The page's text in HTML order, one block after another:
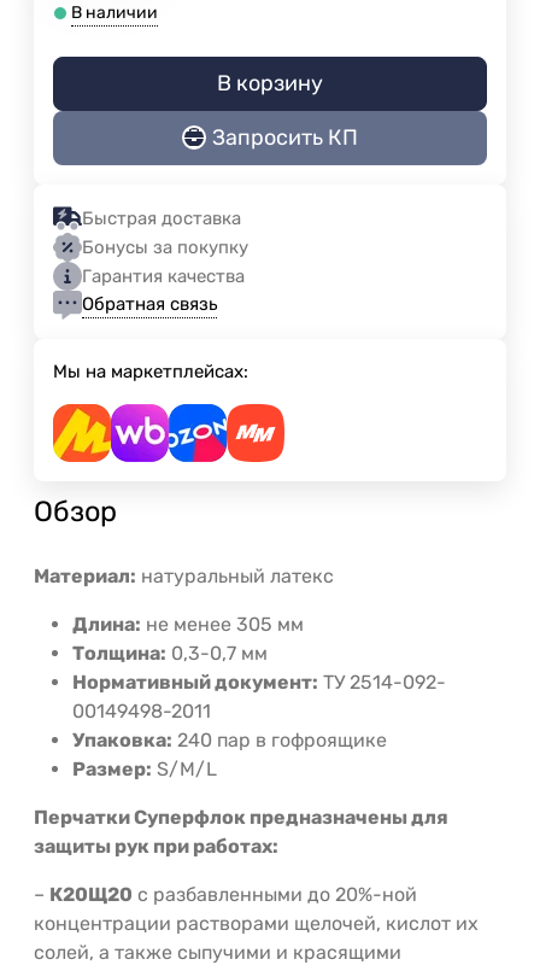
В наличии
В корзину
Запросить КП
Быстрая доставка
Бонусы за покупку
Гарантия качества
Обратная связь
Мы на маркетплейсах:
Обзор
Материал: натуральный латекс
Длина: не менее 305 мм
Толщина: 0,3-0,7 мм
Нормативный документ: ТУ 2514-092-
00149498-2011
Упаковка: 240 пар в гофроящике
Размер: S/M/L
Перчатки Суперфлок предназначены для
защиты рук при работах:
– К20Щ20 с разбавленными до 20%-ной
концентрации растворами щелочей, кислот их
солей, а также сыпучими и красящими